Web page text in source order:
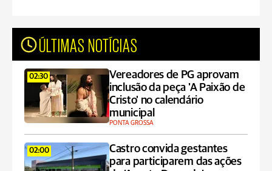
ÚLTIMAS NOTÍCIAS
02:30
Vereadores de PG aprovam
inclusão da peça 'A Paixão de
Cristo' no calendário
municipal
PONTA GROSSA
02:00
Castro convida gestantes
para participarem das ações